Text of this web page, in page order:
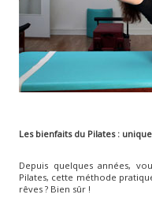
Les bienfaits du Pilates :
Depuis quelques années,
Pilates, cette méthode
rêves ? Bien sûr !